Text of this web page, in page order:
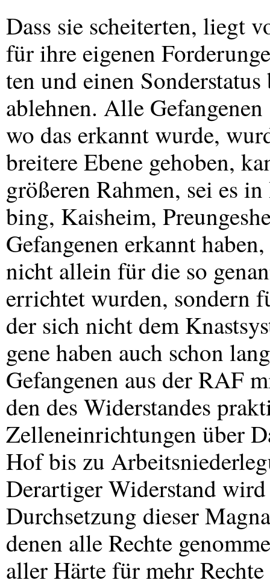
Dass sie scheiterten, liegt
für ihre eigenen
ten und einen
ablehnen. Alle
wo das erkannt wurde,
breitere Ebene gehoben,
größeren Rahmen, sei es
bing, Kaisheim,
Gefangenen erkannt
nicht allein für die so
errichtet wurden, sondern
der sich nicht dem
gene haben auch schon
Gefangenen aus derRAF
den des Widerstandes
Zelleneinrichtungen über
Hof bis zu
Derartiger Widerstand
Durchsetzung dieser
denen alle Rechte
aller Härte für mehr